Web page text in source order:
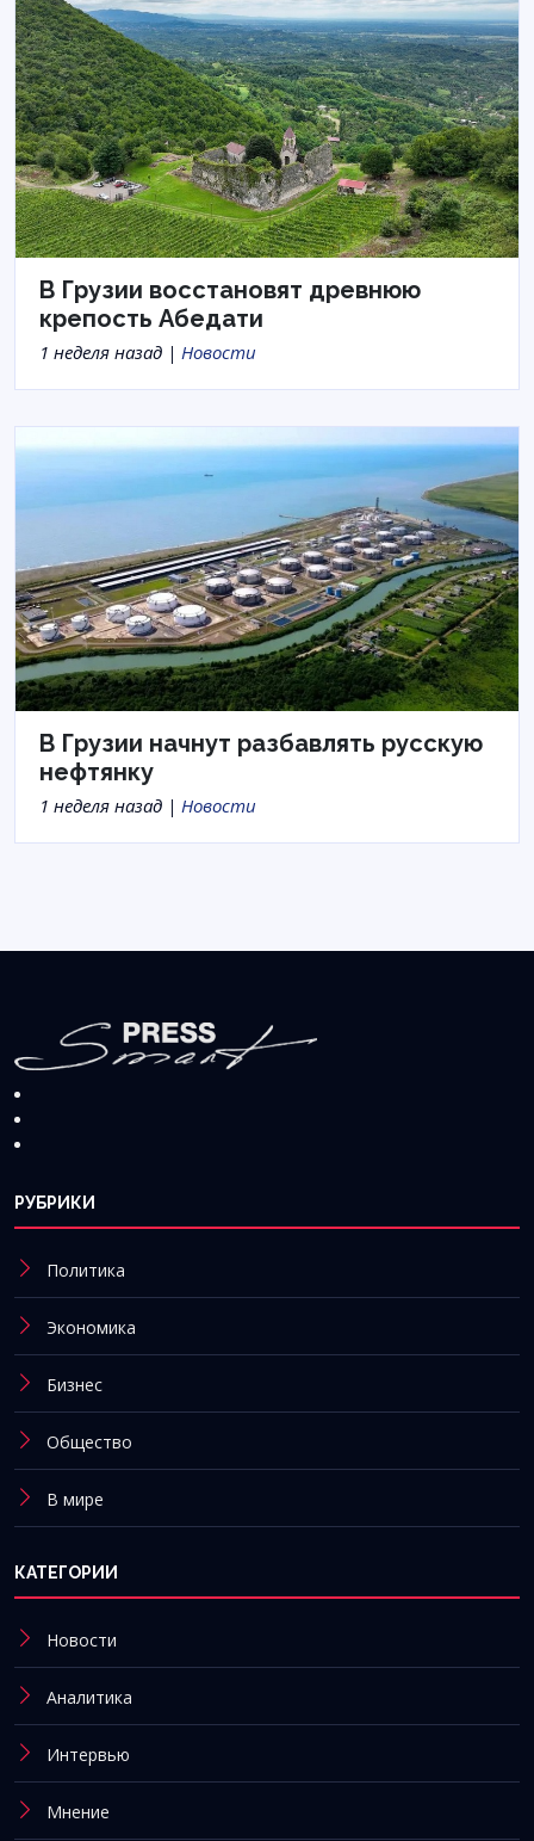
В Грузии восстановят древнюю
крепость Абедати
1 неделя назад | Новости
В Грузии начнут разбавлять русскую
нефтянку
1 неделя назад | Новости
РУБРИКИ
Политика
Экономика
Бизнес
Общество
В мире
КАТЕГОРИИ
Новости
Аналитика
Интервью
Мнение